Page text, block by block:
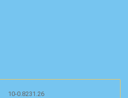
10-0.8231.26